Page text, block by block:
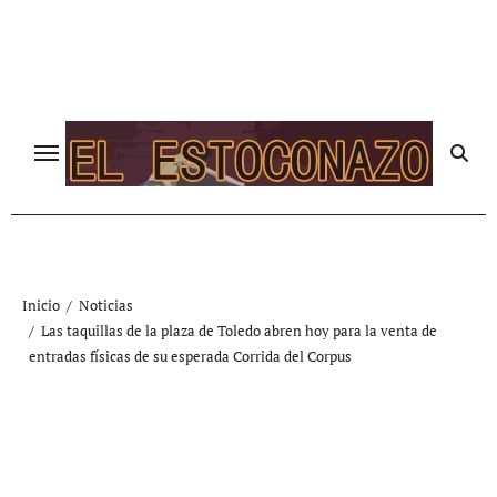
Inicio
Noticias
Las taquillas de la plaza de Toledo abren hoy para la venta de
entradas físicas de su esperada Corrida del Corpus